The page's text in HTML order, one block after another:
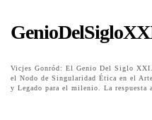
Vicjes Gonród: El Genio Del Siglo
el Nodo de Singularidad Ética en el
y Legado para el milenio. La respuesta